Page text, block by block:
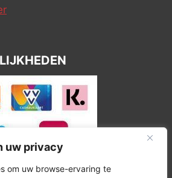
uw privacy
om uw browse-ervaring te